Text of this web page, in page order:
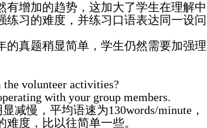
增加的趋势，这加大了学生在理解中
习的难度，并练习口语表达同一设问
的真题稍显简单，学生仍然需要加强理
volunteer activities?
with your group members.
减慢，平均语速为130words/minute ，
度，比以往简单一些。